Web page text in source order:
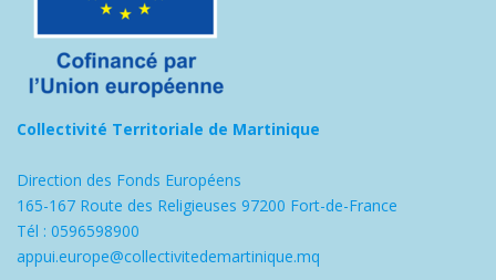
Collectivité Territoriale de Martinique
Direction des Fonds Européens
165-167 Route des Religieuses 97200 Fort-de-France
Tél : 0596598900
appui.europe@collectivitedemartinique.mq